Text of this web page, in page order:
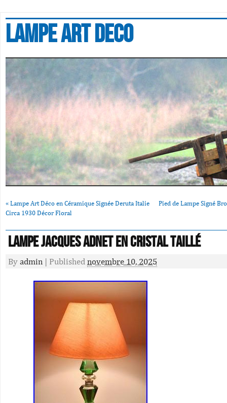
Lampe art deco
« Lampe Art Déco en Céramique Signée Deruta Italie
Circa 1930 Décor Floral
Pied de Lampe Signé
LAMPE Jacques Adnet En Cristal Taillé
By admin | Published novembre 10, 2025